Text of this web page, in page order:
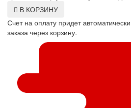
В КОРЗИНУ
Счет на оплату придет
заказа через корзину.